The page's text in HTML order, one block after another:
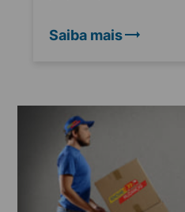
Saiba mais